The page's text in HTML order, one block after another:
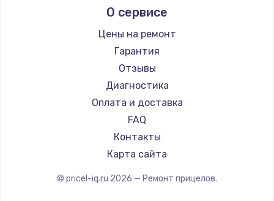
Ремонт прицелов NNPO
Ремонт прицелов Taigan
Ремонт прицелов Thermal Scope
Ремонт прицелов ConoTech
Ремонт прицелов Легат
Ремонт прицелов Athlon
Artelv
Hakko
HALES
Leica
Vector Optics
Carl Zeiss
Zeiss
AGM Global Vision
Pilad
О сервисе
Цены на ремонт
Гарантия
Отзывы
Диагностика
Оплата и доставка
FAQ
Контакты
Карта сайта
© pricel-iq.ru 2026 — Ремонт прицелов.